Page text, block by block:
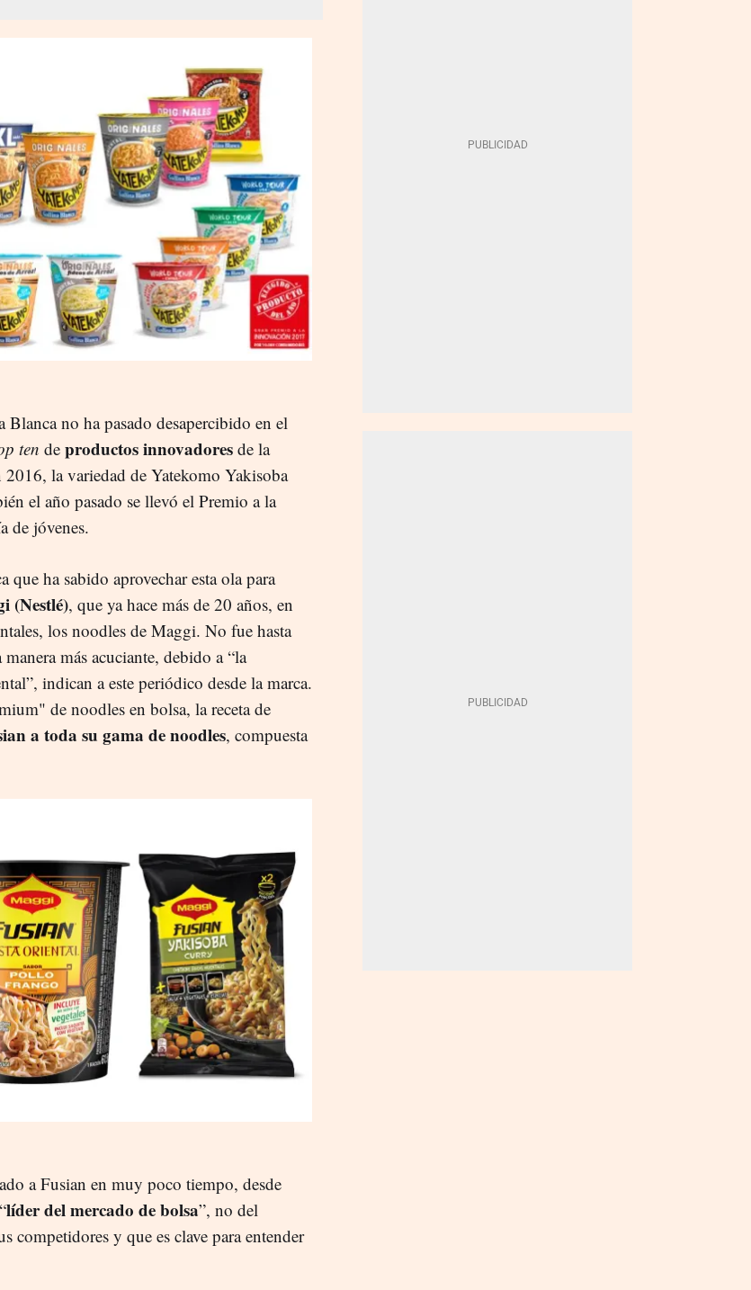
no ha pasado desapercibido en el
ten de productos innovadores de la
2016, la variedad de Yatekomo Yakisoba
el año pasado se llevó el Premio a la
de jóvenes.
ha sabido aprovechar esta ola para
(Nestlé), que ya hace más de 20 años, en
los noodles de Maggi. No fue hasta
más acuciante, debido a “la
indican a este periódico desde la marca.
de noodles en bolsa, la receta de
a toda su gama de noodles, compuesta
a Fusian en muy poco tiempo, desde
líder del mercado de bolsa”, no del
competidores y que es clave para entender